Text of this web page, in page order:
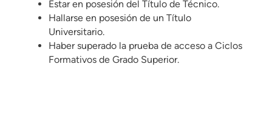
Estar en posesión del Título de Técnico.
Hallarse en posesión de un Título
Universitario.
Haber superado la prueba de acceso a Ciclos
Formativos de Grado Superior.